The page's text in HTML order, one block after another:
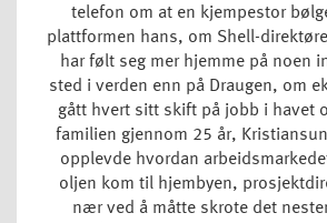
telefon om at en kjempestor
plattformen hans, om Shell-
har følt seg mer hjemme på noen
sted i verden enn på Draugen, om
gått hvert sitt skift på jobb i havet
familien gjennom 25 år,
opplevde hvordan
oljen kom til hjembyen,
nær ved å måtte skrote det